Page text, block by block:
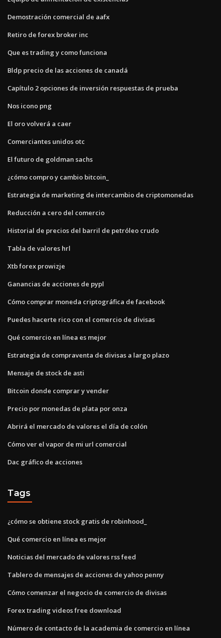
Demostración comercial de aafx
Retiro de forex broker inc
Que es trading y como funciona
Bldp precio de las acciones de canadá
Capítulo 2 opciones de inversión respuestas de prueba
Nos icono png
El oro volverá a caer
Comerciantes unidos otc
El futuro de goldman sachs
¿cómo compro y cambio bitcoin_
Estrategia de marketing de intercambio de criptomonedas
Reducción a cero del comercio
Historial de precios del barril de petróleo crudo
Tabla de valores hrl
Xtb forex prowizje
Ganancias de acciones de pypl
Cómo comprar moneda criptográfica de facebook
Puedes hacerte rico con el comercio de divisas
Qué comercio en línea es mejor
Estrategia de compraventa de divisas a largo plazo
Mensaje de stock de asti
Bitcoin donde comprar y vender
Precio por monedas de plata por onza
Abrirá el mercado de valores el día de colón
Cómo ver el vapor de mi url comercial
Dac gráfico de acciones
Tags
¿cómo se obtiene stock gratis de robinhood_
Qué comercio en línea es mejor
Noticias del mercado de valores rss feed
Tablero de mensajes de acciones de yahoo penny
Cómo comenzar el negocio de comercio de divisas
Forex trading videos free download
Número de contacto de la academia de comercio en línea